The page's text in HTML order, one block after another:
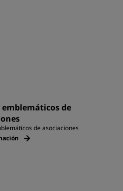
emblemáticos de
de asociaciones